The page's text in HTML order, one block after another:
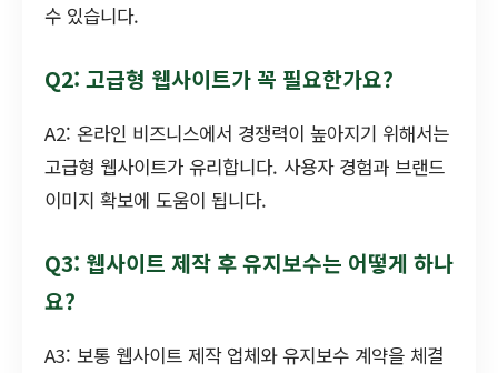
수 있습니다.
Q2: 고급형 웹사이트가 꼭 필요한가요?
A2: 온라인 비즈니스에서 경쟁력이 높아지기 위해서는
고급형 웹사이트가 유리합니다. 사용자 경험과 브랜드
이미지 확보에 도움이 됩니다.
Q3: 웹사이트 제작 후 유지보수는 어떻게 하나
요?
A3: 보통 웹사이트 제작 업체와 유지보수 계약을 체결